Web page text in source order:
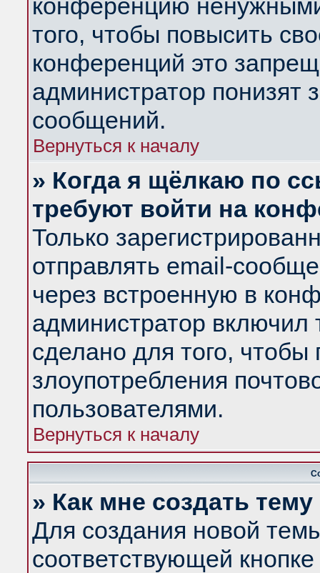
конференцию
того, чтобы повысить
конференций это
администратор понизят
сообщений.
Вернуться к началу
» Когда я щёлкаю по
требуют войти на
Только
отправлять email-
через встроенную в
администратор
сделано для того, чтобы
злоупотребления
пользователями.
Вернуться к началу
» Как мне создать
Для создания новой
соответствующей